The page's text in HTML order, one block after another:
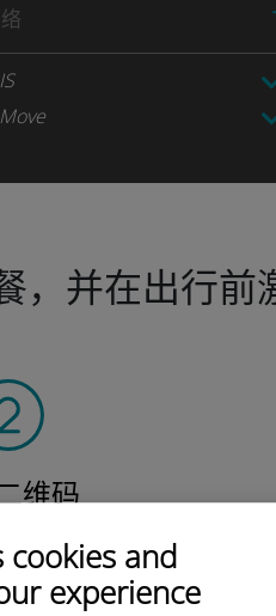
cookies and
experience
，并在出行前
维码
eSIM。
！